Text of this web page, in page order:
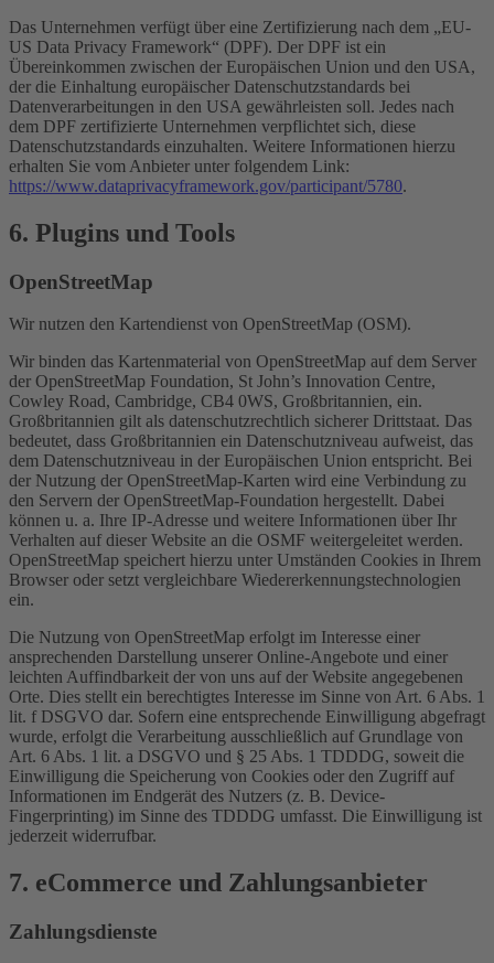
Das Unternehmen verfügt über eine Zertifizierung nach dem „EU-
US Data Privacy Framework“ (DPF). Der DPF ist ein
Übereinkommen zwischen der Europäischen Union und den USA,
der die Einhaltung europäischer Datenschutzstandards bei
Datenverarbeitungen in den USA gewährleisten soll. Jedes nach
dem DPF zertifizierte Unternehmen verpflichtet sich, diese
Datenschutzstandards einzuhalten. Weitere Informationen hierzu
erhalten Sie vom Anbieter unter folgendem Link:
https://www.dataprivacyframework.gov/participant/5780.
6. Plugins und Tools
OpenStreetMap
Wir nutzen den Kartendienst von OpenStreetMap (OSM).
Wir binden das Kartenmaterial von OpenStreetMap auf dem Server
der OpenStreetMap Foundation, St John’s Innovation Centre,
Cowley Road, Cambridge, CB4 0WS, Großbritannien, ein.
Großbritannien gilt als datenschutzrechtlich sicherer Drittstaat. Das
bedeutet, dass Großbritannien ein Datenschutzniveau aufweist, das
dem Datenschutzniveau in der Europäischen Union entspricht. Bei
der Nutzung der OpenStreetMap-Karten wird eine Verbindung zu
den Servern der OpenStreetMap-Foundation hergestellt. Dabei
können u. a. Ihre IP-Adresse und weitere Informationen über Ihr
Verhalten auf dieser Website an die OSMF weitergeleitet werden.
OpenStreetMap speichert hierzu unter Umständen Cookies in Ihrem
Browser oder setzt vergleichbare Wiedererkennungstechnologien
ein.
Die Nutzung von OpenStreetMap erfolgt im Interesse einer
ansprechenden Darstellung unserer Online-Angebote und einer
leichten Auffindbarkeit der von uns auf der Website angegebenen
Orte. Dies stellt ein berechtigtes Interesse im Sinne von Art. 6 Abs. 1
lit. f DSGVO dar. Sofern eine entsprechende Einwilligung abgefragt
wurde, erfolgt die Verarbeitung ausschließlich auf Grundlage von
Art. 6 Abs. 1 lit. a DSGVO und § 25 Abs. 1 TDDDG, soweit die
Einwilligung die Speicherung von Cookies oder den Zugriff auf
Informationen im Endgerät des Nutzers (z. B. Device-
Fingerprinting) im Sinne des TDDDG umfasst. Die Einwilligung ist
jederzeit widerrufbar.
7. eCommerce und Zahlungs­anbieter
Zahlungsdienste